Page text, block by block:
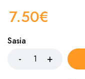
7.50€
Sasia